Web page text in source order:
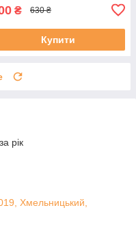
₴ 630 ₴
Купити
рік
Хмельницький,